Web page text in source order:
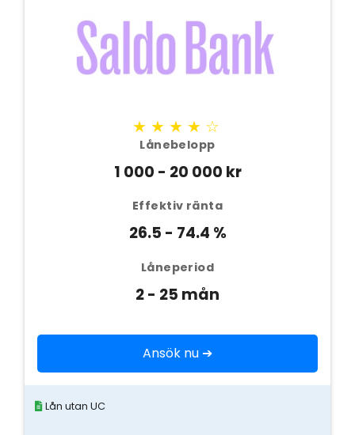
★★★★☆
Lånebelopp
1 000 - 20 000 kr
Effektiv ränta
26.5 - 74.4 %
Låneperiod
2 - 25 mån
Ansök nu ➔
Lån utan UC